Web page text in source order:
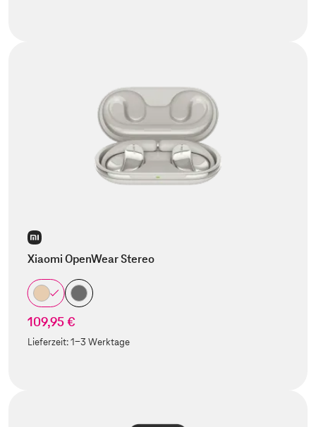
Xiaomi OpenWear Stereo
109,95 €
Lieferzeit:1-3 Werktage